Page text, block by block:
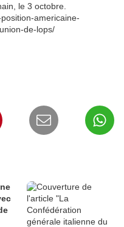
le 3 octobre.
americaine-
de-lops/